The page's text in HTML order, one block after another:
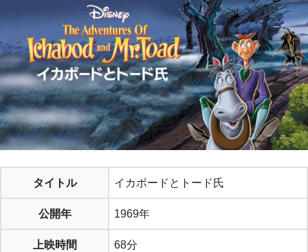
タイトル イカボードとトード氏
公開年 1969年
上映時間 68分